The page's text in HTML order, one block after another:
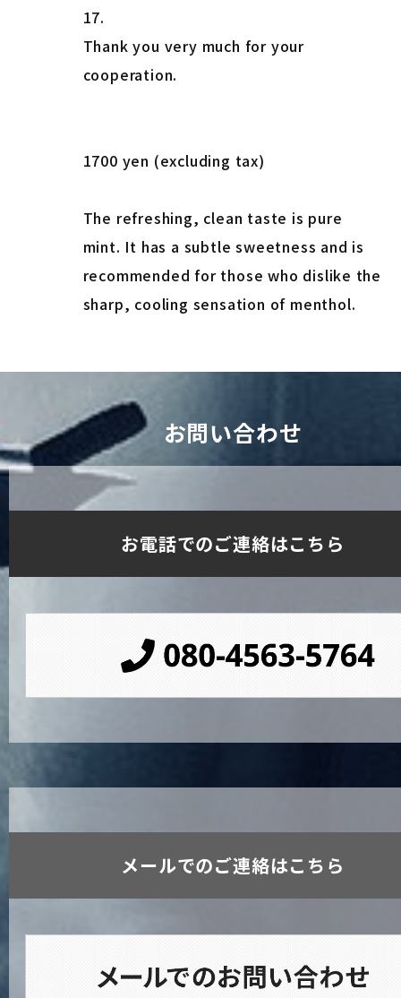
17.
Thank you very much for your
cooperation.
1700 yen (excluding tax)
The refreshing, clean taste is pure
mint. It has a subtle sweetness and is
recommended for those who dislike the
sharp, cooling sensation of menthol.
お問い合わせ
お電話でのご連絡はこちら
メールでのご連絡はこちら